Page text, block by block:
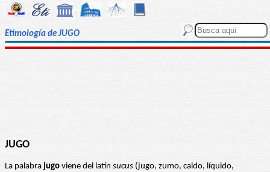
Etimología de JUGO
JUGO
La palabra jugo viene del latín sucus (jugo, zumo, caldo, líquido,